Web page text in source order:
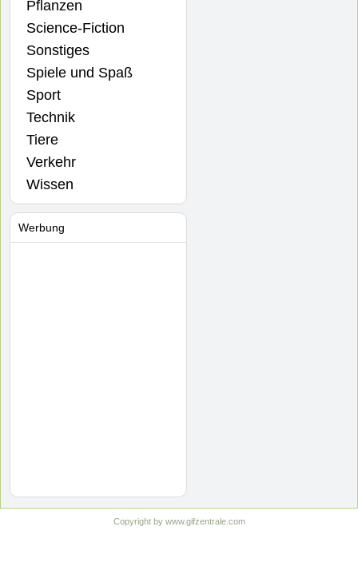
Pflanzen
Science-Fiction
Sonstiges
Spiele und Spaß
Sport
Technik
Tiere
Verkehr
Wissen
Werbung
Copyright by www.gifzentrale.com